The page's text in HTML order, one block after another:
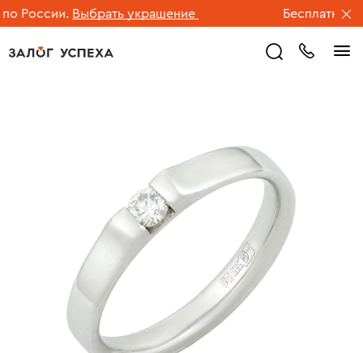
России. Выбрать украшение Бесплатная